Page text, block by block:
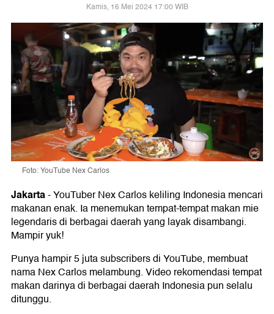
Kamis, 16 Mei 2024 17:00 WIB
Foto: YouTube Nex Carlos
Jakarta-YouTuber Nex Carlos keliling Indonesia mencari
makanan enak. Ia menemukan tempat-tempat makan mie
legendaris di berbagai daerah yang layak disambangi.
Mampir yuk!
Punya hampir 5 juta subscribers di YouTube, membuat
nama Nex Carlos melambung. Video rekomendasi tempat
makan darinya di berbagai daerah Indonesia pun selalu
ditunggu.